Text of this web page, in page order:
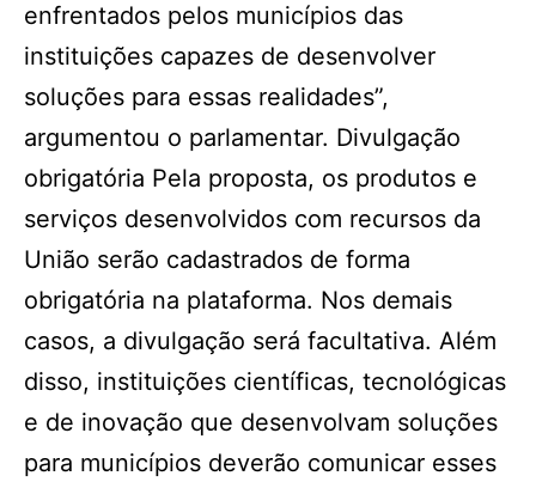
enfrentados pelos municípios das
instituições capazes de desenvolver
soluções para essas realidades”,
argumentou o parlamentar. Divulgação
obrigatória Pela proposta, os produtos e
serviços desenvolvidos com recursos da
União serão cadastrados de forma
obrigatória na plataforma. Nos demais
casos, a divulgação será facultativa. Além
disso, instituições científicas, tecnológicas
e de inovação que desenvolvam soluções
para municípios deverão comunicar esses